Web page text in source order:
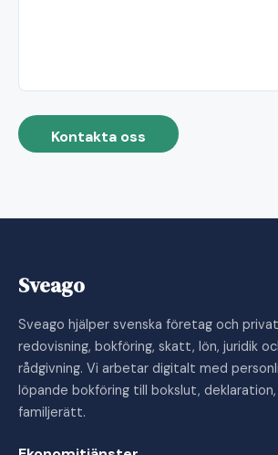
Kontakta oss
Sveago
Sveago hjälper svenska företag och
redovisning, bokföring, skatt, lön, juridik
rådgivning. Vi arbetar digitalt med
löpande bokföring till bokslut,
familjerätt.